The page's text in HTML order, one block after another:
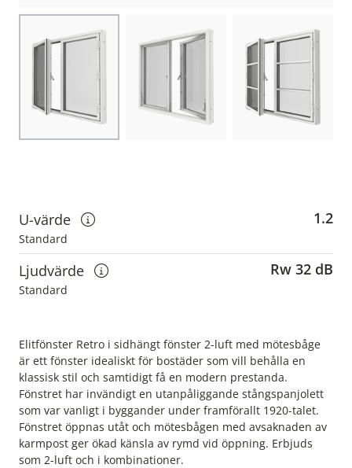
Choose image Choose image Choose image
U-värde
Visa information om u-värden
Standard
1.2
Ljudvärde
Visa information om ljudvärden
Standard
Rw 32 dB
Elitfönster Retro i sidhängt fönster 2-luft med mötesbåge
är ett fönster idealiskt för bostäder som vill behålla en
klassisk stil och samtidigt få en modern prestanda.
Fönstret har invändigt en utanpåliggande stångspanjolett
som var vanligt i byggander under framförallt 1920-talet.
Fönstret öppnas utåt och mötesbågen med avsaknaden av
karmpost ger ökad känsla av rymd vid öppning. Erbjuds
som 2-luft och i kombinationer.